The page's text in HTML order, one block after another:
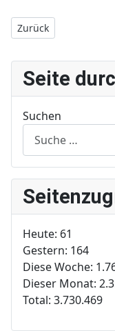
Vorheriger Beitrag:
Zurück
Seite
Suchen
Heute: 61
Gestern: 164
Diese Woche:
Dieser Monat:
Total: 3.730.469